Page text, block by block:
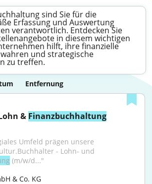
sind Sie für die
Erfassung und Auswertung
verantwortlich. Entdecken Sie
in diesem wichtigen
hilft, ihre finanzielle
und strategische
zu treffen.
Entfernung
& Finanzbuchhaltung
Umfeld prägen unsere
(m/w/d..."
& Co. KG